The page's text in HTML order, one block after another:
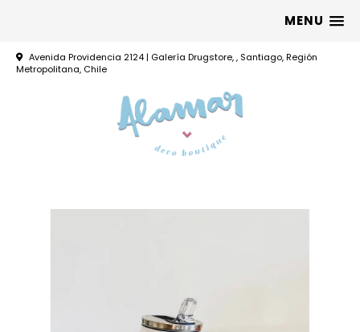
MENU
Avenida Providencia 2124 | Galería Drugstore, , Santiago, Región
Metropolitana, Chile